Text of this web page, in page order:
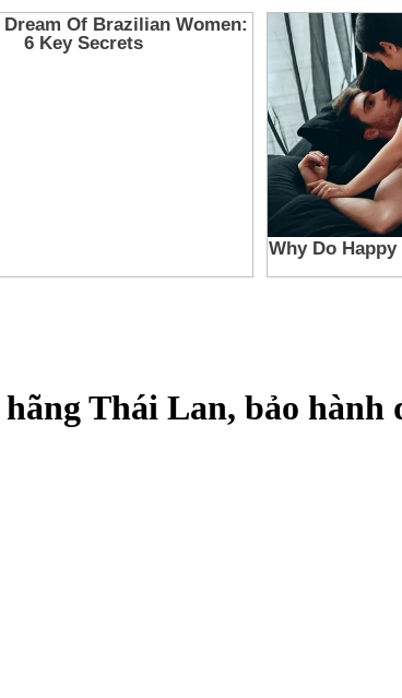
Thái Lan, bảo hành